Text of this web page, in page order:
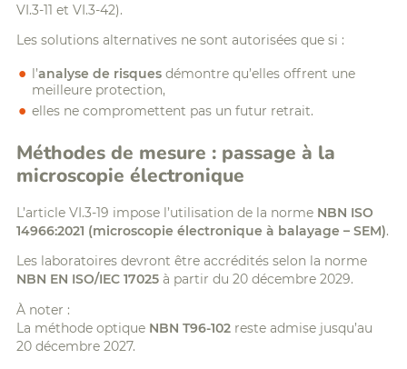
VI.3-11 et VI.3-42).
Les solutions alternatives ne sont autorisées que si :
l’analyse de risques démontre qu’elles offrent une
meilleure protection,
elles ne compromettent pas un futur retrait.
Méthodes de mesure : passage à la
microscopie électronique
L’article VI.3-19 impose l’utilisation de la norme NBN ISO
14966:2021 (microscopie électronique à balayage – SEM).
Les laboratoires devront être accrédités selon la norme
NBN EN ISO/IEC 17025 à partir du 20 décembre 2029.
À noter :
La méthode optique NBN T96-102 reste admise jusqu’au
20 décembre 2027.